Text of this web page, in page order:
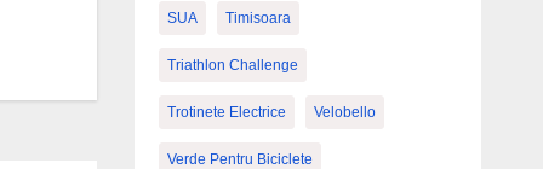
SUA Timisoara
Triathlon Challenge
Trotinete Electrice Velobello
Verde Pentru Biciclete